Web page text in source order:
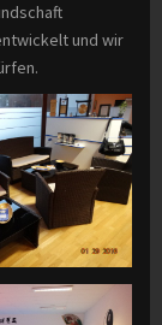
und wir